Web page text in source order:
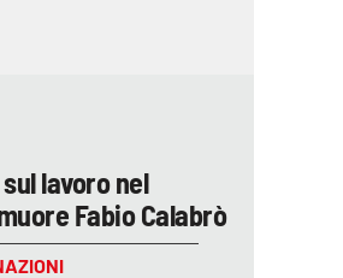
lavoro nel
Fabio Calabrò